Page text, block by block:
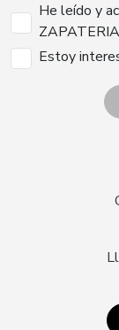
He leído y
Estoy